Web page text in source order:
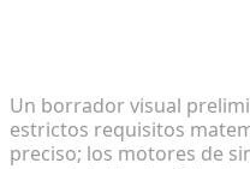
Un borrador visual
estrictos requisitos
preciso; los motores de